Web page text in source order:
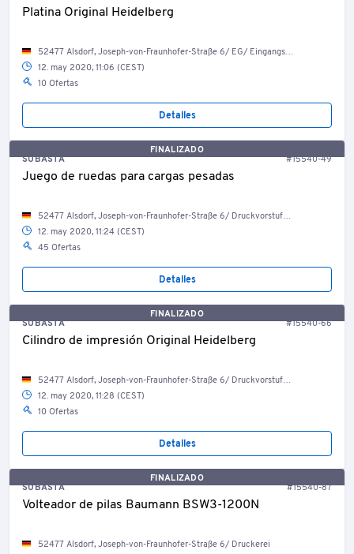
Platina Original Heidelberg
52477 Alsdorf, Joseph-von-Fraunhofer-Straße 6/ EG/ Eingangsbereich
12. may 2020, 11:06 (CEST)
10 Ofertas
Detalles
FINALIZADO
SUBASTA
#15540-49
Juego de ruedas para cargas pesadas
52477 Alsdorf, Joseph-von-Fraunhofer-Straße 6/ Druckvorstufenproduktion
12. may 2020, 11:24 (CEST)
45 Ofertas
Detalles
FINALIZADO
SUBASTA
#15540-66
Cilindro de impresión Original Heidelberg
52477 Alsdorf, Joseph-von-Fraunhofer-Straße 6/ Druckvorstufenproduktion
12. may 2020, 11:28 (CEST)
10 Ofertas
Detalles
FINALIZADO
SUBASTA
#15540-87
Volteador de pilas Baumann BSW3-1200N
52477 Alsdorf, Joseph-von-Fraunhofer-Straße 6/ Druckerei